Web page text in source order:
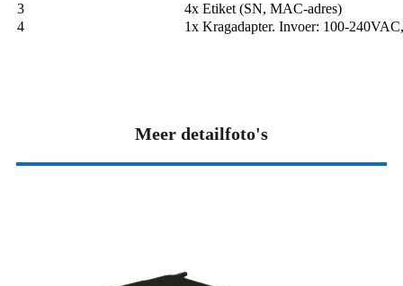
3
4x Etiket (SN, MAC-adres)
4
1x Kragadapter. Invoer: 100-
Meer detailfoto's